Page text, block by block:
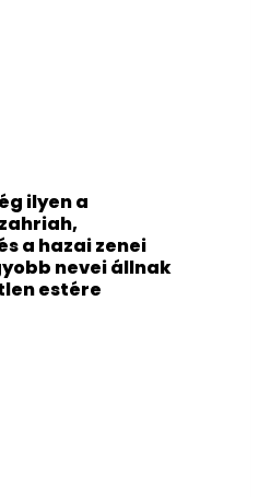
ilyen a
a hazai zenei
nevei állnak
estére